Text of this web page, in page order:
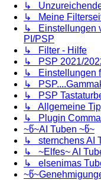
↳
↳ Meine
↳ Einstellungen
PI/PSP
↳ Filter - Hilfe
↳ PSP 2021/
↳ Einstellungen
↳
↳ PSP
↳ Allgemeine
↳ Plugin
~წ~AI Tuben ~წ~
↳ sternchens AI
↳ ~Elfes~ AI
↳ elsenimas